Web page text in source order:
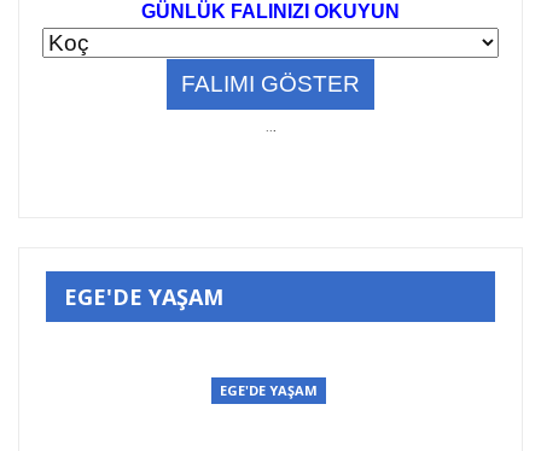
GÜNLÜK FALINIZI OKUYUN
...
EGE'DE YAŞAM
EGE'DE YAŞAM